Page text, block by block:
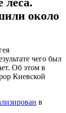
около
чего был
Об этом в
Киевской
в